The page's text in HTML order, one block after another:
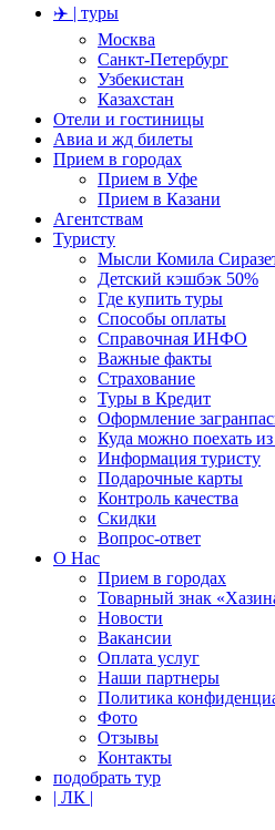
✈️ | туры
Москва
Санкт-Петербург
Узбекистан
Казахстан
Отели и гостиницы
Авиа и жд билеты
Прием в городах
Прием в Уфе
Прием в Казани
Агентствам
Туристу
Мысли Комила
Детский кэшбэк 50%
Где купить туры
Способы оплаты
Справочная ИНФО
Важные факты
Страхование
Туры в Кредит
Оформление
Куда можно поехать из
Информация туристу
Подарочные карты
Контроль качества
Скидки
Вопрос-ответ
О Нас
Прием в городах
Товарный знак
Новости
Вакансии
Оплата услуг
Наши партнеры
Политика
Фото
Отзывы
Контакты
подобрать тур
| ЛК |